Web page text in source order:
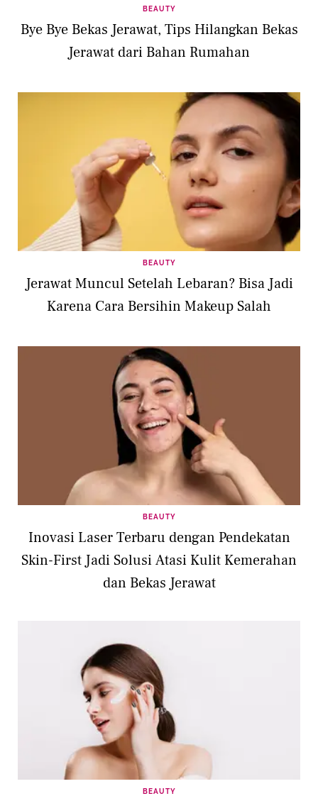
BEAUTY
Bye Bye Bekas Jerawat, Tips Hilangkan Bekas
Jerawat dari Bahan Rumahan
BEAUTY
Jerawat Muncul Setelah Lebaran? Bisa Jadi
Karena Cara Bersihin Makeup Salah
BEAUTY
Inovasi Laser Terbaru dengan Pendekatan
Skin-First Jadi Solusi Atasi Kulit Kemerahan
dan Bekas Jerawat
BEAUTY